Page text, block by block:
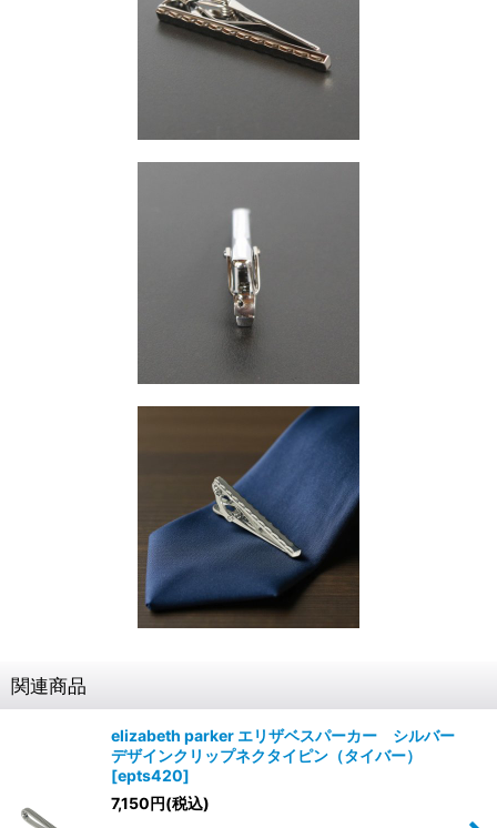
関連商品
elizabeth parker エリザベスパーカー シルバー
デザインクリップネクタイピン（タイバー）
[epts420]
7,150円(税込)